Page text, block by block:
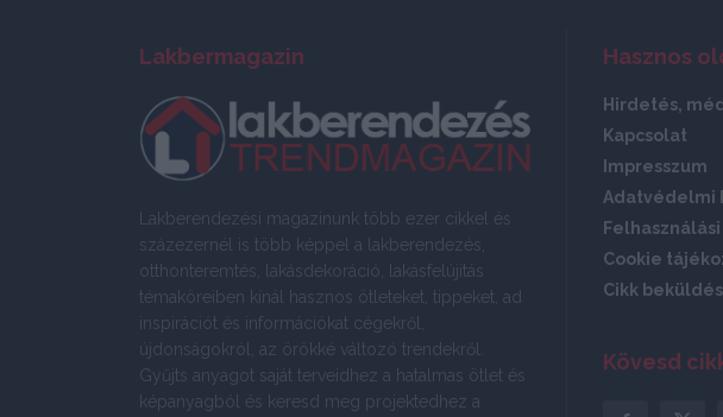
Lakbermagazin
Lakberendezési magazinunk több ezer cikkel és
százezernél is több képpel a lakberendezés,
otthonteremtés, lakásdekoráció, lakásfelújítás
témaköreiben kínál hasznos ötleteket, tippeket, ad
inspirációt és információkat cégekről,
újdonságokról, az örökké változó trendekről.
Gyűjts anyagot saját terveidhez a hatalmas ötlet és
képanyagból és keresd meg projektedhez a
Hasznos
Hirdetés,
Kapcsolat
Impresszum
Adatvédelmi
Cookie
Cikk
Kövesd